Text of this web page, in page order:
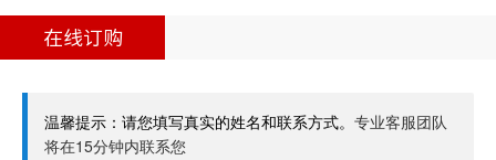
在线订购